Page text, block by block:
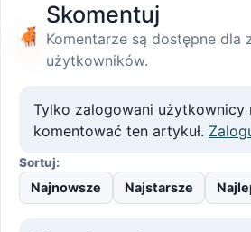
Skomentuj
Komentarze są dostępne dla
użytkowników.
Tylko zalogowani użytkownicy
komentować ten artykuł.
Sortuj:
Najnowsze Najstarsze